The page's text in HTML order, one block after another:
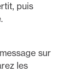
puis
sur
les